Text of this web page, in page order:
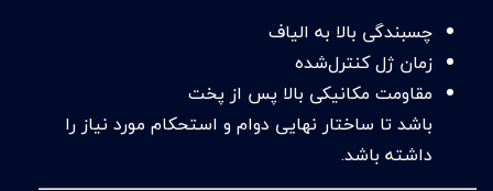
چسبندگی بالا به الیاف
زمان ژل کنترل‌شده
مقاومت مکانیکی بالا پس از پخت
باشد تا ساختار نهایی دوام و استحکام مورد نیاز را
داشته باشد.